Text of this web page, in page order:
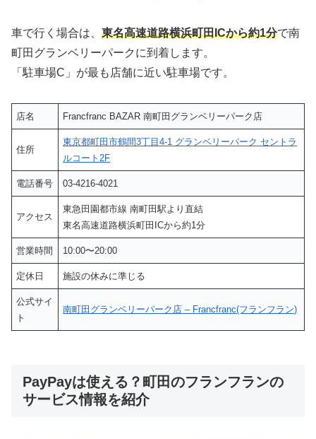
車で行く場合は、 東名高速道路横浜町田ICから約1分で南
町田グランベリーパークに到着します。
「駐車場C」が最も店舗に近い駐車場です。
店名 Francfranc BAZAR 南町田グランベリーパーク店
住所
東京都町田市鶴間3丁目4-1 グランベリーパーク セントラ
ルコート2F
電話番号 03-4216-4021
アクセス
東急田園都市線 南町田駅より直結
東名高速道路横浜町田ICから約1分
営業時間 10:00〜20:00
定休日 施設の休みに準じる
公式サイ
ト
南町田グランベリーパーク店 – Francfranc(フランフラン)
PayPayは使える？町田のフランフランの
サービス情報を紹介